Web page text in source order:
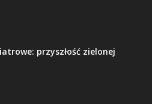
przyszłość zielonej